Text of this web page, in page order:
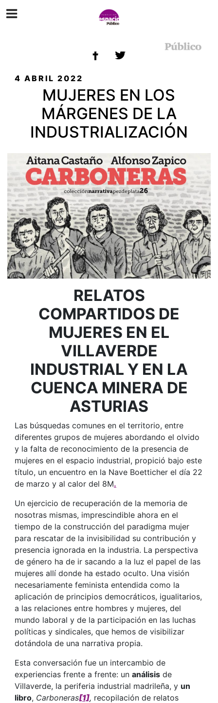
PUBLICADO
4 ABRIL 2022
MUJERES EN LOS
MÁRGENES DE LA
INDUSTRIALIZACIÓN
RELATOS
COMPARTIDOS DE
MUJERES EN EL
VILLAVERDE
INDUSTRIAL Y EN LA
CUENCA MINERA DE
ASTURIAS
Las búsquedas comunes en el territorio, entre
diferentes grupos de mujeres abordando el olvido
y la falta de reconocimiento de la presencia de
mujeres en el espacio industrial, propició bajo este
título, un encuentro en la Nave Boetticher el día 22
de marzo y al calor del 8M.
Un ejercicio de recuperación de la memoria de
nosotras mismas, imprescindible ahora en el
tiempo de la construcción del paradigma mujer
para rescatar de la invisibilidad su contribución y
presencia ignorada en la industria. La perspectiva
de género ha de ir sacando a la luz el papel de las
mujeres allí donde ha estado oculto. Una visión
necesariamente feminista entendida como la
aplicación de principios democráticos, igualitarios,
a las relaciones entre hombres y mujeres, del
mundo laboral y de la participación en las luchas
políticas y sindicales, que hemos de visibilizar
dotándola de una narrativa propia.
Esta conversación fue un intercambio de
experiencias frente a frente: un análisis de
Villaverde, la periferia industrial madrileña, y un
libro, Carboneras[1], recopilación de relatos